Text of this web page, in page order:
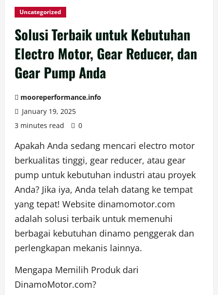
Uncategorized
Solusi Terbaik untuk Kebutuhan
Electro Motor, Gear Reducer, dan
Gear Pump Anda
mooreperformance.info
January 19, 2025
3 minutes read
0
Apakah Anda sedang mencari electro motor
berkualitas tinggi, gear reducer, atau gear
pump untuk kebutuhan industri atau proyek
Anda? Jika iya, Anda telah datang ke tempat
yang tepat! Website dinamomotor.com
adalah solusi terbaik untuk memenuhi
berbagai kebutuhan dinamo penggerak dan
perlengkapan mekanis lainnya.
Mengapa Memilih Produk dari
DinamoMotor.com?